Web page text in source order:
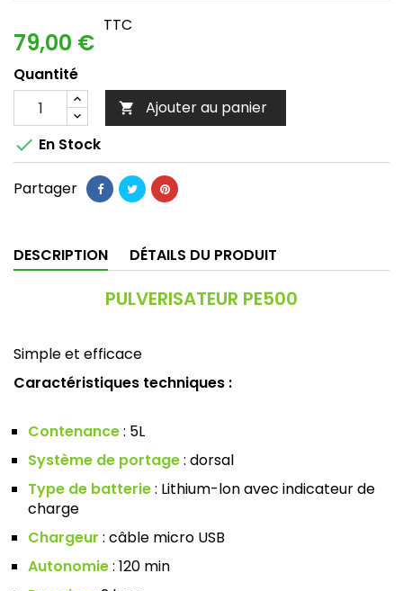
79,00 €
TTC
Quantité
 Ajouter au panier
 En Stock
Partager
DESCRIPTION DÉTAILS DU PRODUIT
PULVERISATEUR PE500
Simple et efficace
Caractéristiques techniques :
Contenance: 5L
Système de portage: dorsal
Type de batterie: Lithium-lon avec indicateur de
charge
Chargeur : câble micro USB
Autonomie: 120 min